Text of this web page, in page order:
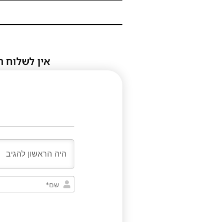
אין לשלוח